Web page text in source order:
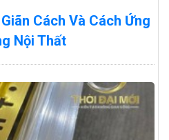
Cách Và Cách Ứng
Nội Thất